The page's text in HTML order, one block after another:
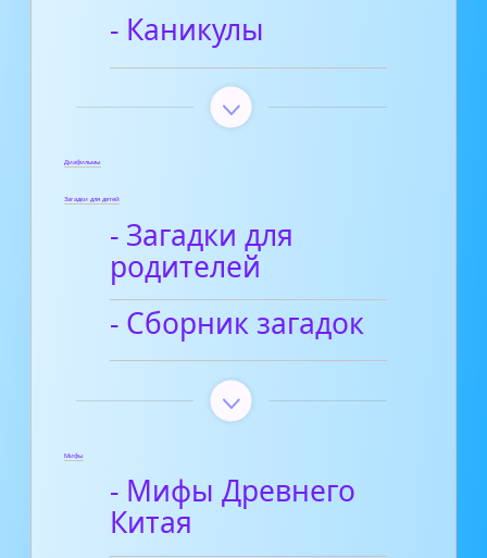
- Каникулы
Диафильмы
Загадки для детей
- Загадки для
родителей
- Сборник загадок
Мифы
- Мифы Древнего
Китая